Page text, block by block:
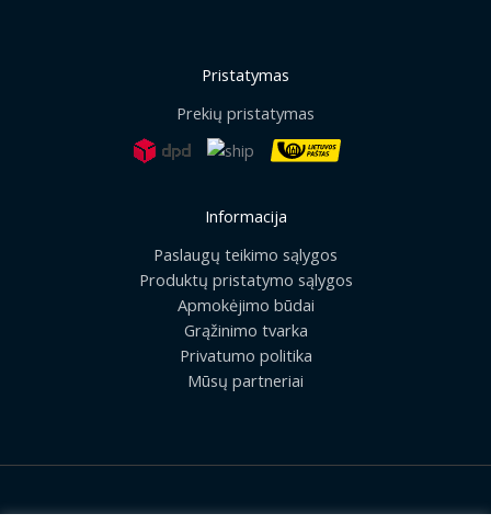
Pristatymas
Prekių pristatymas
Informacija
Paslaugų teikimo sąlygos
Produktų pristatymo sąlygos
Apmokėjimo būdai
Grąžinimo tvarka
Privatumo politika
Mūsų partneriai